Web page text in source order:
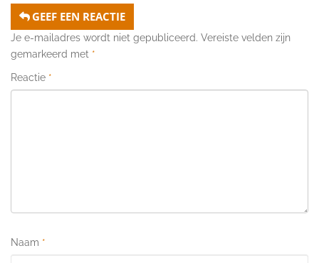
GEEF EEN REACTIE
Je e-mailadres wordt niet gepubliceerd. Vereiste velden zijn
gemarkeerd met *
Reactie *
Naam *